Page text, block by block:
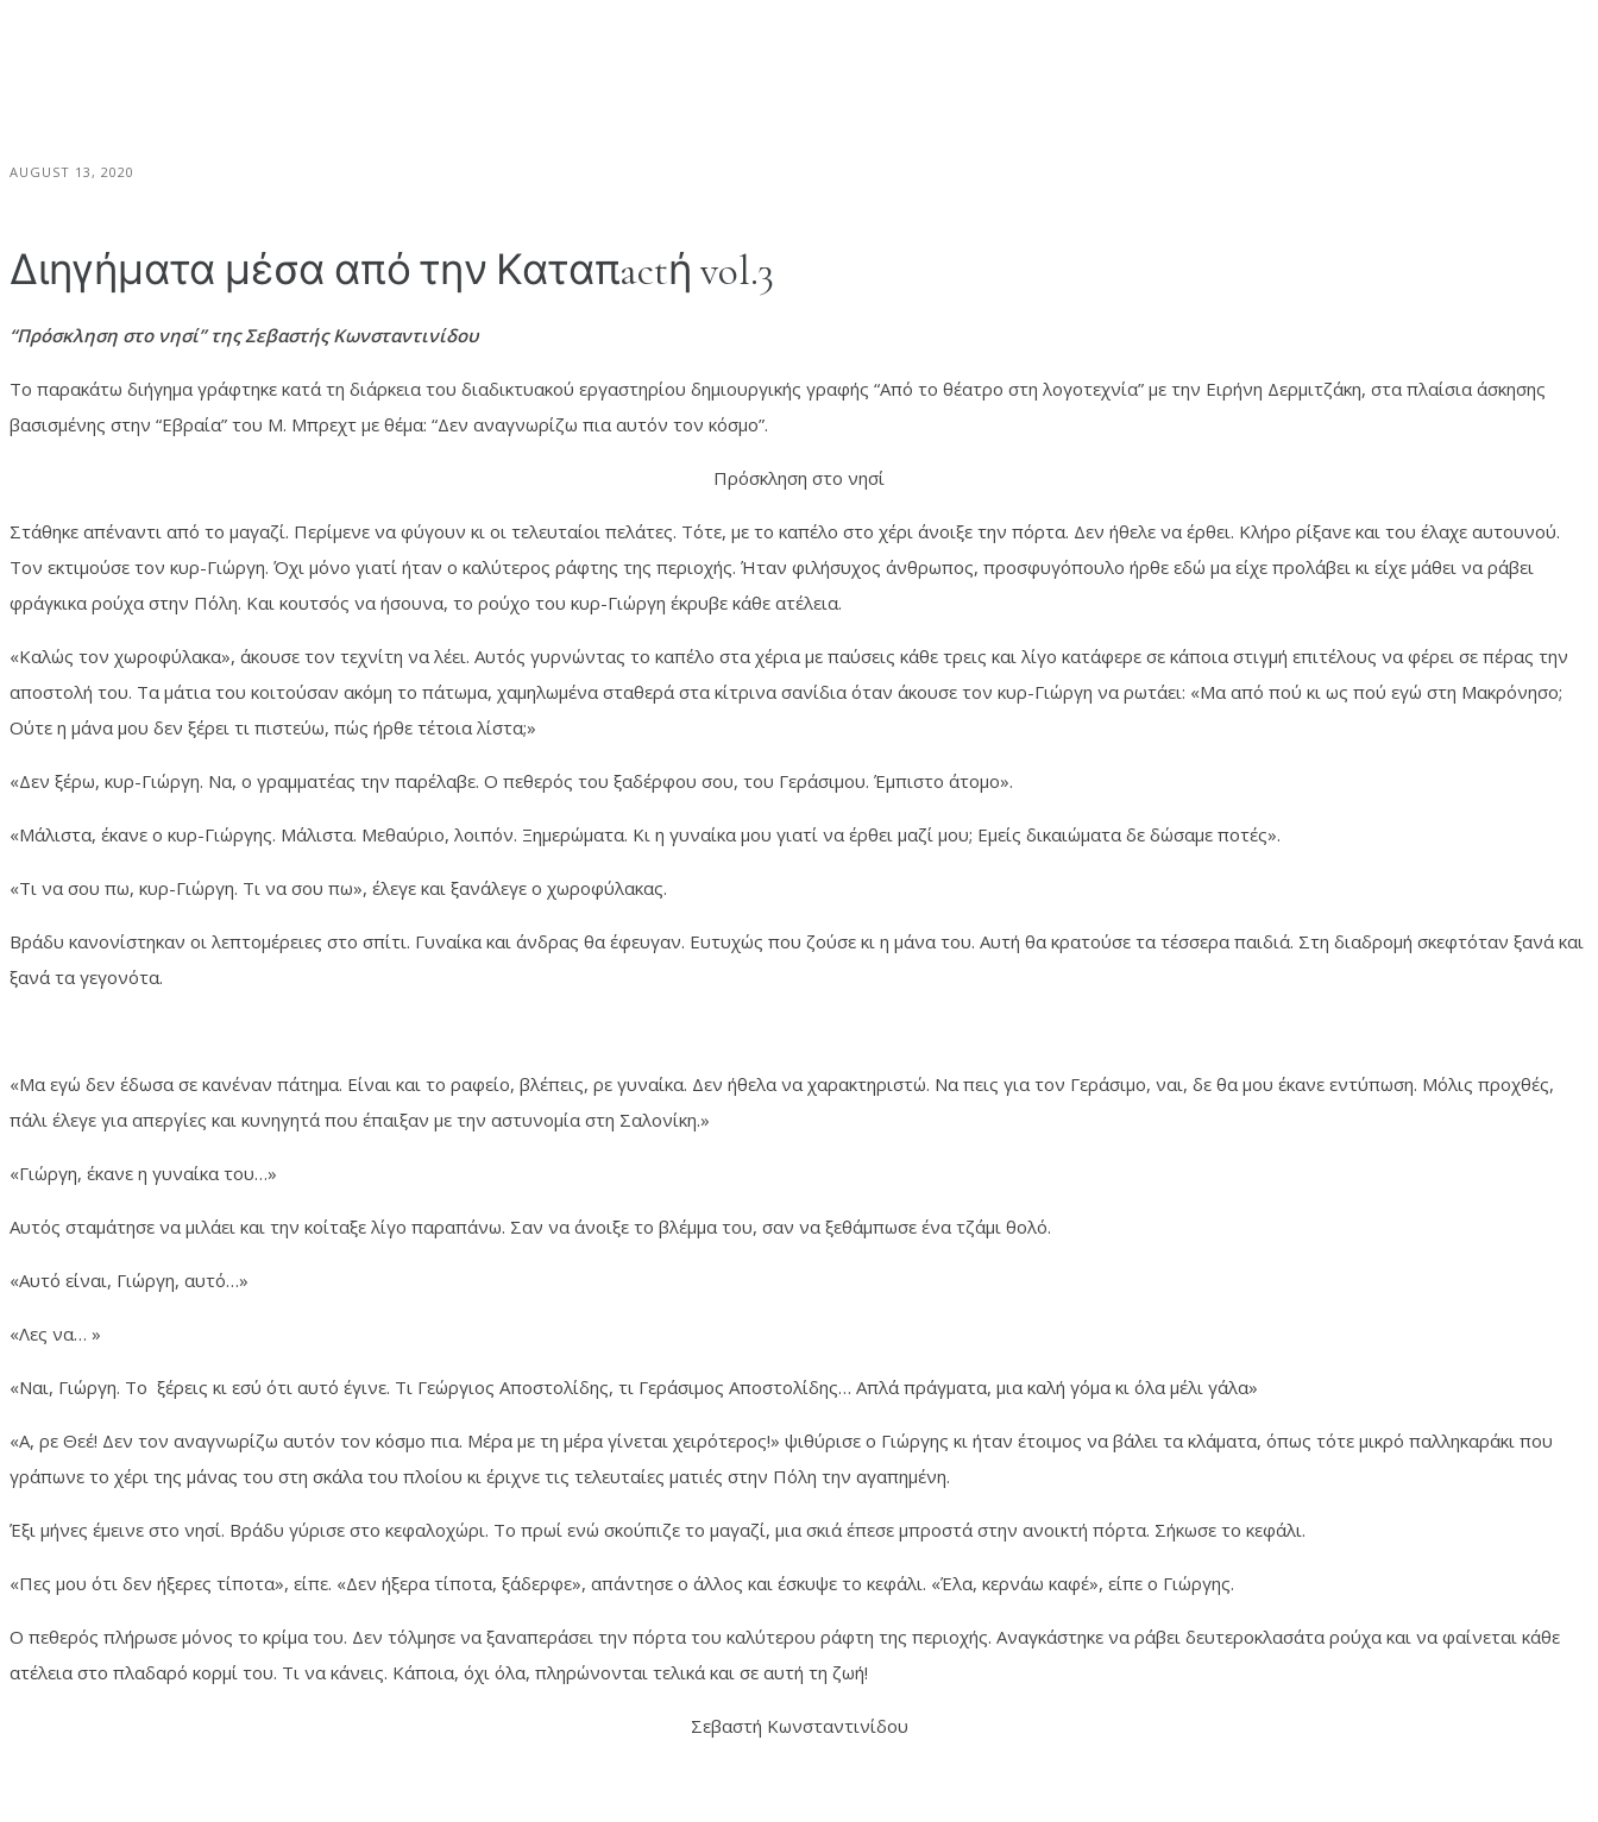
AUGUST 13, 2020
Διηγήματα μέσα από την Καταπactή vol.3
“Πρόσκληση στο νησί” της Σεβαστής Κωνσταντινίδου
Το παρακάτω διήγημα γράφτηκε κατά τη διάρκεια του διαδικτυακού εργαστηρίου δημιουργικής γραφής “Από το θέατρο στη λογοτεχνία” με την Ειρήνη Δερμιτζάκη, στα πλαίσια άσκησης
βασισμένης στην “Εβραία” του Μ. Μπρεχτ με θέμα: “Δεν αναγνωρίζω πια αυτόν τον κόσμο”.
Πρόσκληση στο νησί
Στάθηκε απέναντι από το μαγαζί. Περίμενε να φύγουν κι οι τελευταίοι πελάτες. Τότε, με το καπέλο στο χέρι άνοιξε την πόρτα. Δεν ήθελε να έρθει. Κλήρο ρίξανε και του έλαχε αυτουνού.
Τον εκτιμούσε τον κυρ-Γιώργη. Όχι μόνο γιατί ήταν ο καλύτερος ράφτης της περιοχής. Ήταν φιλήσυχος άνθρωπος, προσφυγόπουλο ήρθε εδώ μα είχε προλάβει κι είχε μάθει να ράβει
φράγκικα ρούχα στην Πόλη. Και κουτσός να ήσουνα, το ρούχο του κυρ-Γιώργη έκρυβε κάθε ατέλεια.
«Καλώς τον χωροφύλακα», άκουσε τον τεχνίτη να λέει. Αυτός γυρνώντας το καπέλο στα χέρια με παύσεις κάθε τρεις και λίγο κατάφερε σε κάποια στιγμή επιτέλους να φέρει σε πέρας την
αποστολή του. Τα μάτια του κοιτούσαν ακόμη το πάτωμα, χαμηλωμένα σταθερά στα κίτρινα σανίδια όταν άκουσε τον κυρ-Γιώργη να ρωτάει: «Μα από πού κι ως πού εγώ στη Μακρόνησο;
Ούτε η μάνα μου δεν ξέρει τι πιστεύω, πώς ήρθε τέτοια λίστα;»
«Δεν ξέρω, κυρ-Γιώργη. Να, ο γραμματέας την παρέλαβε. Ο πεθερός του ξαδέρφου σου, του Γεράσιμου. Έμπιστο άτομο».
«Μάλιστα, έκανε ο κυρ-Γιώργης. Μάλιστα. Μεθαύριο, λοιπόν. Ξημερώματα. Κι η γυναίκα μου γιατί να έρθει μαζί μου; Εμείς δικαιώματα δε δώσαμε ποτές».
«Τι να σου πω, κυρ-Γιώργη. Τι να σου πω», έλεγε και ξανάλεγε ο χωροφύλακας.
Βράδυ κανονίστηκαν οι λεπτομέρειες στο σπίτι. Γυναίκα και άνδρας θα έφευγαν. Ευτυχώς που ζούσε κι η μάνα του. Αυτή θα κρατούσε τα τέσσερα παιδιά. Στη διαδρομή σκεφτόταν ξανά και
ξανά τα γεγονότα.
«Μα εγώ δεν έδωσα σε κανέναν πάτημα. Είναι και το ραφείο, βλέπεις, ρε γυναίκα. Δεν ήθελα να χαρακτηριστώ. Να πεις για τον Γεράσιμο, ναι, δε θα μου έκανε εντύπωση. Μόλις προχθές,
πάλι έλεγε για απεργίες και κυνηγητά που έπαιξαν με την αστυνομία στη Σαλονίκη.»
«Γιώργη, έκανε η γυναίκα του…»
Αυτός σταμάτησε να μιλάει και την κοίταξε λίγο παραπάνω. Σαν να άνοιξε το βλέμμα του, σαν να ξεθάμπωσε ένα τζάμι θολό.
«Αυτό είναι, Γιώργη, αυτό…»
«Λες να… »
«Ναι, Γιώργη. Το ξέρεις κι εσύ ότι αυτό έγινε. Τι Γεώργιος Αποστολίδης, τι Γεράσιμος Αποστολίδης… Απλά πράγματα, μια καλή γόμα κι όλα μέλι γάλα»
«Α, ρε Θεέ! Δεν τον αναγνωρίζω αυτόν τον κόσμο πια. Μέρα με τη μέρα γίνεται χειρότερος!» ψιθύρισε ο Γιώργης κι ήταν έτοιμος να βάλει τα κλάματα, όπως τότε μικρό παλληκαράκι που
γράπωνε το χέρι της μάνας του στη σκάλα του πλοίου κι έριχνε τις τελευταίες ματιές στην Πόλη την αγαπημένη.
Έξι μήνες έμεινε στο νησί. Βράδυ γύρισε στο κεφαλοχώρι. Το πρωί ενώ σκούπιζε το μαγαζί, μια σκιά έπεσε μπροστά στην ανοικτή πόρτα. Σήκωσε το κεφάλι.
«Πες μου ότι δεν ήξερες τίποτα», είπε. «Δεν ήξερα τίποτα, ξάδερφε», απάντησε ο άλλος και έσκυψε το κεφάλι. «Έλα, κερνάω καφέ», είπε ο Γιώργης.
Ο πεθερός πλήρωσε μόνος το κρίμα του. Δεν τόλμησε να ξαναπεράσει την πόρτα του καλύτερου ράφτη της περιοχής. Αναγκάστηκε να ράβει δευτεροκλασάτα ρούχα και να φαίνεται κάθε
ατέλεια στο πλαδαρό κορμί του. Τι να κάνεις. Κάποια, όχι όλα, πληρώνονται τελικά και σε αυτή τη ζωή!
Σεβαστή Κωνσταντινίδου